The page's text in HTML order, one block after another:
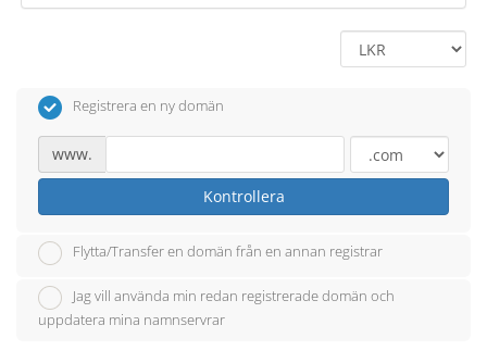
Registrera en ny domän
www.
Kontrollera
Flytta/Transfer en domän från en annan registrar
Jag vill använda min redan registrerade domän och
uppdatera mina namnservrar